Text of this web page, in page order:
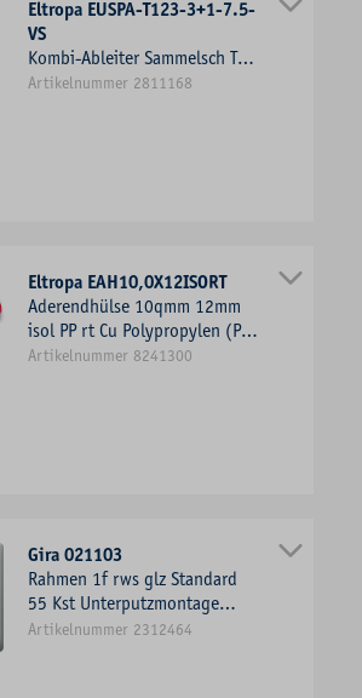
Eltropa EUSPA-T123-3+1-7.5-
VS
Kombi-Ableiter Sammelsch TN-
S TT 240VAC 1,5kV 2TE 4p
Artikelnummer 2811168
Eltropa EAH10,0X12ISORT
Aderendhülse 10qmm 12mm
isol PP rt Cu Polypropylen (PP)
verzinnt
Artikelnummer 8241300
Gira 021103
Rahmen 1f rws glz Standard
55 Kst Unterputzmontage
Thermopl
Artikelnummer 2312464